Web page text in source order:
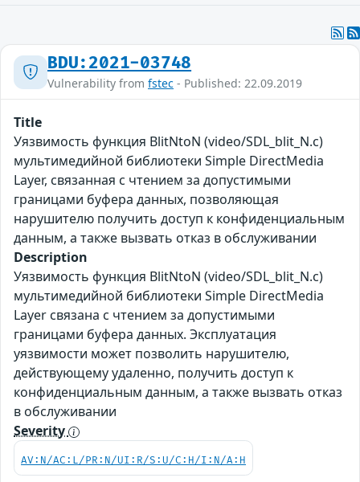
BDU:2021-03748
Vulnerability from fstec - Published: 22.09.2019
Title
Уязвимость функция BlitNtoN (video/SDL_blit_N.c)
мультимедийной библиотеки Simple DirectMedia
Layer, связанная с чтением за допустимыми
границами буфера данных, позволяющая
нарушителю получить доступ к конфиденциальным
данным, а также вызвать отказ в обслуживании
Description
Уязвимость функция BlitNtoN (video/SDL_blit_N.c)
мультимедийной библиотеки Simple DirectMedia
Layer связана с чтением за допустимыми
границами буфера данных. Эксплуатация
уязвимости может позволить нарушителю,
действующему удаленно, получить доступ к
конфиденциальным данным, а также вызвать отказ
в обслуживании
Severity
AV:N/AC:L/PR:N/UI:R/S:U/C:H/I:N/A:H